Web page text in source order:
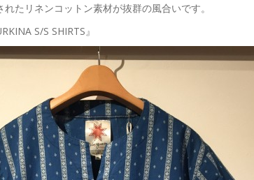
たリネンコットン素材が抜群の風合いです。
S/S SHIRTS』